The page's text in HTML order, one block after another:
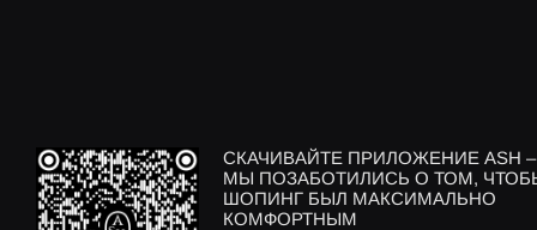
СКАЧИВАЙТЕ ПРИЛОЖЕНИЕ ASH –
МЫ ПОЗАБОТИЛИСЬ О ТОМ,
ШОПИНГ БЫЛ МАКСИМАЛЬНО
КОМФОРТНЫМ